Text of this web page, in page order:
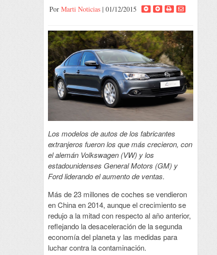
Por Marti Noticias| 01/12/2015
Los modelos de autos de los fabricantes
extranjeros fueron los que más crecieron, con
el alemán Volkswagen (VW) y los
estadounidenses General Motors (GM) y
Ford liderando el aumento de ventas.
Más de 23 millones de coches se vendieron
en China en 2014, aunque el crecimiento se
redujo a la mitad con respecto al año anterior,
reflejando la desaceleración de la segunda
economía del planeta y las medidas para
luchar contra la contaminación.